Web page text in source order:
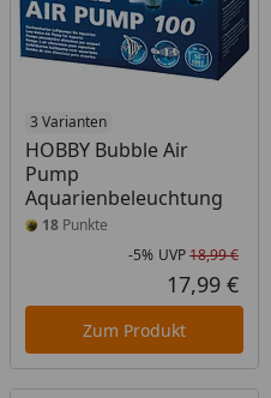
3 Varianten
HOBBY Bubble Air
Pump
Aquarienbeleuchtung
18 Punkte
-5% UVP18,99 €
17,99 €
Zum Produkt